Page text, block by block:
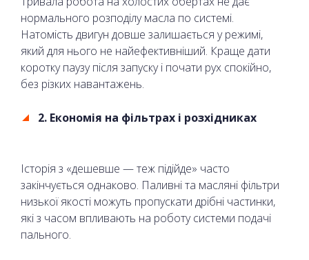
нормального розподілу масла по системі.
Натомість двигун довше залишається у режимі,
який для нього не найефективніший. Краще дати
коротку паузу після запуску і почати рух спокійно,
без різких навантажень.
2. Економія на фільтрах і розхідниках
Історія з «дешевше — теж підійде» часто
закінчується однаково. Паливні та масляні фільтри
низької якості можуть пропускати дрібні частинки,
які з часом впливають на роботу системи подачі
пального.